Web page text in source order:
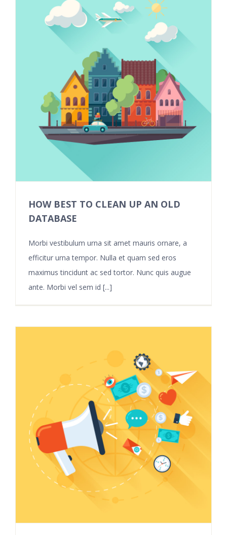
HOW BEST TO CLEAN UP AN OLD
DATABASE
Morbi vestibulum urna sit amet mauris ornare, a
efficitur urna tempor. Nulla et quam sed eros
maximus tincidunt ac sed tortor. Nunc quis augue
ante. Morbi vel sem id [...]